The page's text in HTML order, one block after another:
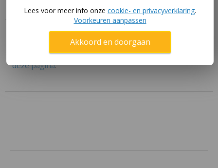
Handleiding
Download hier de handleidingen voor dit product via
deze pagina.
Lees voor meer info onze cookie- en privacyverklaring.
Voorkeuren aanpassen
Akkoord en doorgaan